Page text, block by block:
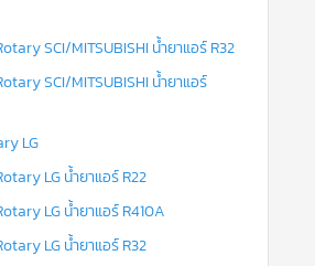
SCI/MITSUBISHI น้ำยาแอร์ R32
SCI/MITSUBISHI น้ำยาแอร์
LG
LG น้ำยาแอร์ R22
LG น้ำยาแอร์ R410A
LG น้ำยาแอร์ R32